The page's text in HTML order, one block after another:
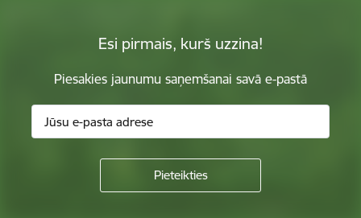
Esi pirmais, kurš uzzina!
Piesakies jaunumu saņemšanai savā e-pastā